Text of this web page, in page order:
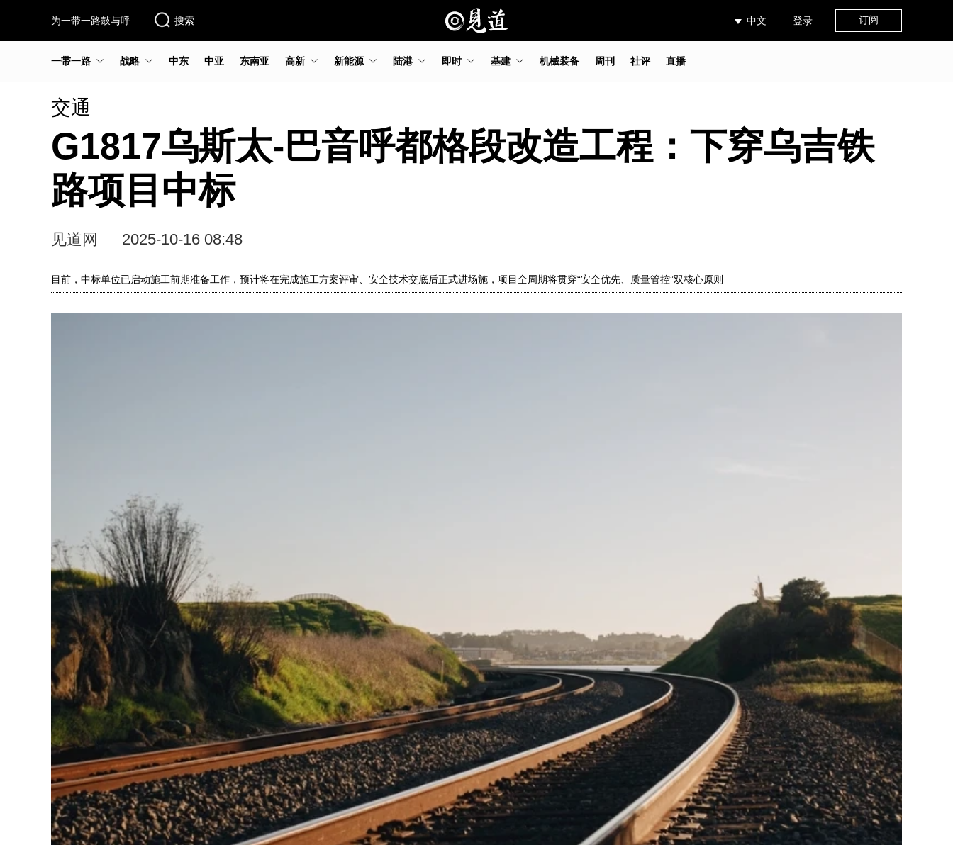
为一带一路鼓与呼 搜索 中文 登录 订阅
一带一路 战略 中东 中亚 东南亚 高新 新能源 陆港 即时 基建 机械装备 周刊 社评 直播
交通
G1817乌斯太-巴音呼都格段改造工程：下穿乌吉铁
路项目中标
见道网 2025-10-16 08:48
目前，中标单位已启动施工前期准备工作，预计将在完成施工方案评审、安全技术交底后正式进场施，项目全周期将贯穿“安全优先、质量管控”双核心原则